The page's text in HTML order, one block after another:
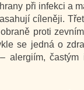
při infekci a
cíleněji.
proti
se jedná o
alergiím, častým